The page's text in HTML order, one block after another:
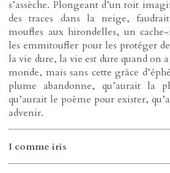
s’assèche. Plongeant d’un toit
des traces dans la neige,
moufles aux hirondelles, un
les emmitoufler pour les protéger
la vie dure, la vie est dure quand on
monde, mais sans cette grâce
plume abandonne, qu’aurait la
qu’aurait le poème pour exister,
advenir.
I comme iris